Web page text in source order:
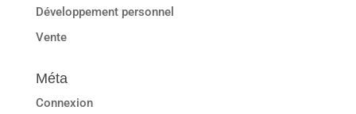
Développement personnel
Vente
Méta
Connexion